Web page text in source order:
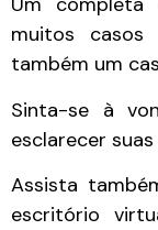
muitos casos
também um
Sinta-se à
esclarecer
Assista
escritório